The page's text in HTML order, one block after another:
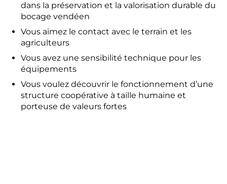
dans la préservation et la valorisation durable du
bocage vendéen
Vous aimez le contact avec le terrain et les
agriculteurs
Vous avez une sensibilité technique pour les
équipements
Vous voulez découvrir le fonctionnement d’une
structure coopérative à taille humaine et
porteuse de valeurs fortes